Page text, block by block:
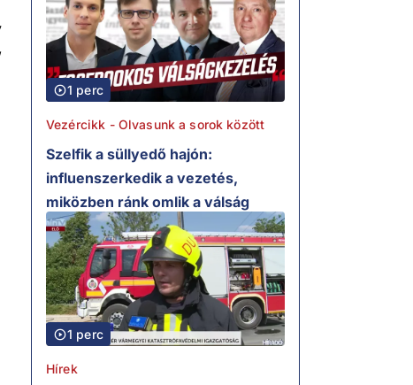
1 perc
Vezércikk - Olvasunk a sorok között
Szelfik a süllyedő hajón:
influenszerkedik a vezetés,
miközben ránk omlik a válság
1 perc
Hírek